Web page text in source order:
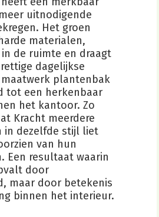
uitnodigende
Het groen
materialen,
de ruimte en draagt
dagelijkse
maatwerk plantenbak
tot een herkenbaar
het kantoor. Zo
Kracht meerdere
in dezelfde stijl liet
van hun
Een resultaat waarin
door
maar door betekenis
binnen het interieur.